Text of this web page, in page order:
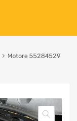
Motore 55284529